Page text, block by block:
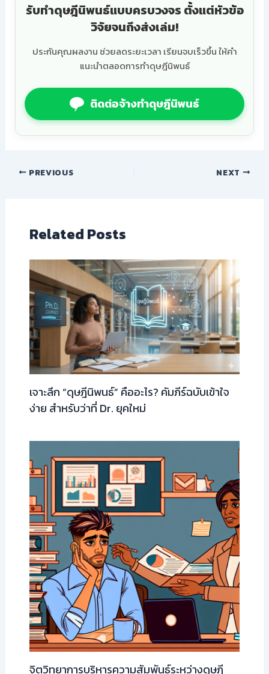
รับทำดุษฎีนิพนธ์แบบครบวงจร ตั้งแต่หัวข้อ
วิจัยจนถึงส่งเล่ม!
ประกันคุณผลงาน ช่วยลดระยะเวลา เรียนจบเร็วขึ้น ให้คำ
แนะนำตลอดการทำดุษฎีนิพนธ์
ติดต่อจ้างทำดุษฎีนิพนธ์
PREVIOUS NEXT
Related Posts
เจาะลึก “ดุษฎีนิพนธ์” คืออะไร? คัมภีร์ฉบับเข้าใจ
ง่าย สำหรับว่าที่ Dr. ยุคใหม่
จิตวิทยาการบริหารความสัมพันธ์ระหว่างดุษฎี